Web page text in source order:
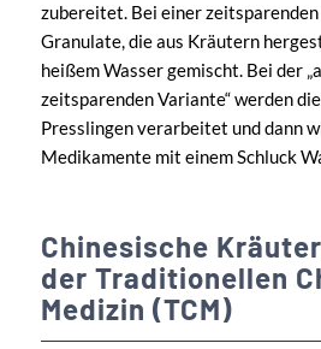
zubereitet. Bei einer
Granulate, die aus Kräutern
heißem Wasser gemischt. Bei der
zeitsparenden Variante“ werden
Presslingen verarbeitet und dann
Medikamente mit einem Schluck
Chinesische
der Traditionellen
Medizin (TCM)